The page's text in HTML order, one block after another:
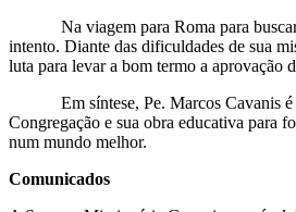
Na viagem para Roma para buscar a
intento. Diante das dificuldades de sua
luta para levar a bom termo a aprovação
Em síntese, Pe. Marcos Cavanis é
Congregação e sua obra educativa para
num mundo melhor.
Comunicados